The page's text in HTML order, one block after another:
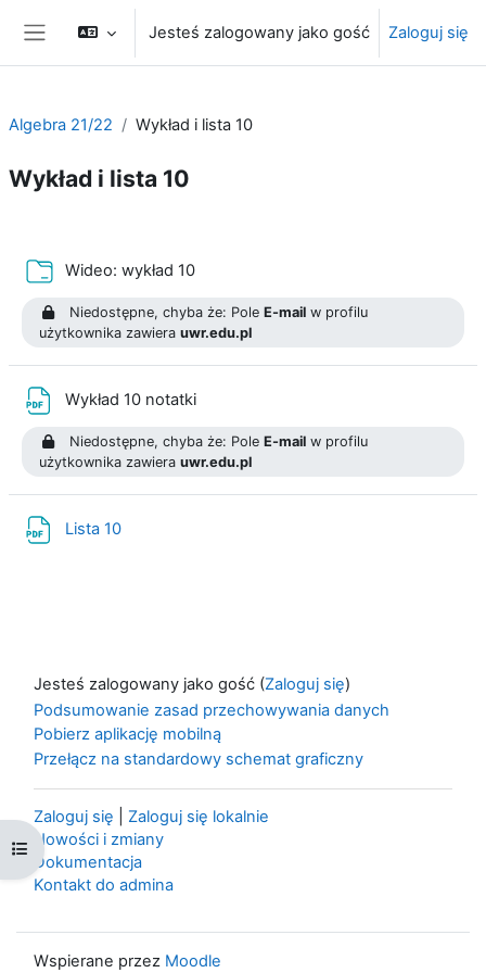
Przejdź do głównej zawartości
Panel boczny
Jesteś zalogowany jako gość Zaloguj się
Otwórz indeks kursu
Algebra 21/22 Wykład i lista 10
Wykład i lista 10
Wideo: wykład 10Folder
Niedostępne, chyba że: PoleE-mail w profilu
użytkownika zawiera uwr.edu.pl
Wykład 10 notatki
Niedostępne, chyba że: PoleE-mail w profilu
użytkownika zawiera uwr.edu.pl
Lista 10
Jesteś zalogowany jako gość (Zaloguj się)
Podsumowanie zasad przechowywania danych
Pobierz aplikację mobilną
Przełącz na standardowy schemat graficzny
Zaloguj się
Zaloguj się lokalnie
Nowości i zmiany
Dokumentacja
Kontakt do admina
Wspierane przez Moodle